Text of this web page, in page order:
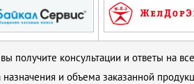
получите консультации и ответы на
назначения и объема заказанной